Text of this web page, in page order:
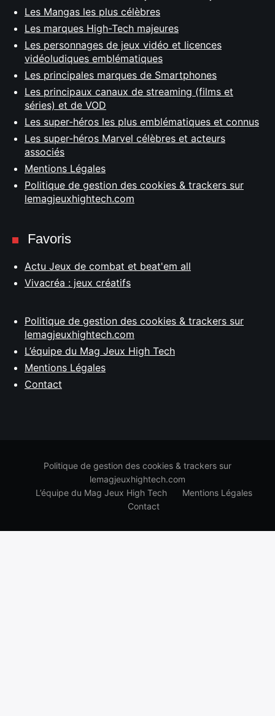
Les Mangas les plus célèbres
Les marques High-Tech majeures
Les personnages de jeux vidéo et licences
vidéoludiques emblématiques
Les principales marques de Smartphones
Les principaux canaux de streaming (films et
séries) et de VOD
Les super-héros les plus emblématiques et connus
Les super-héros Marvel célèbres et acteurs
associés
Mentions Légales
Politique de gestion des cookies & trackers sur
lemagjeuxhightech.com
Favoris
Actu Jeux de combat et beat'em all
Vivacréa : jeux créatifs
Politique de gestion des cookies & trackers sur
lemagjeuxhightech.com
L’équipe du Mag Jeux High Tech
Mentions Légales
Contact
Politique de gestion des cookies & trackers sur
lemagjeuxhightech.com
L’équipe du Mag Jeux High Tech
Mentions Légales
Contact